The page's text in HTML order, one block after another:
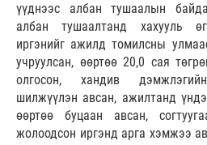
үүднээс албан тушаалын
албан тушаалтанд хахууль
иргэнийг ажилд томилсны
учруулсан, өөртөө 20,0 сая
олгосон, хандив
шилжүүлэн авсан, ажилтанд
өөртөө буцаан авсан,
жолоодсон иргэнд арга хэмжээ